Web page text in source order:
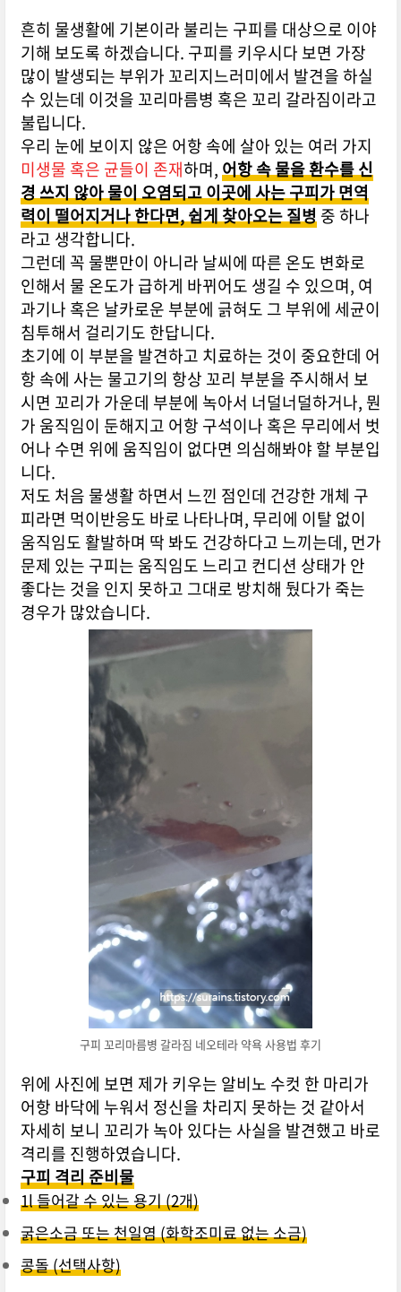
흔히 물생활에 기본이라 불리는 구피를 대상으로 이야
기해 보도록 하겠습니다. 구피를 키우시다 보면 가장
많이 발생되는 부위가 꼬리지느러미에서 발견을 하실
수 있는데 이것을 꼬리마름병 혹은 꼬리 갈라짐이라고
불립니다.
우리 눈에 보이지 않은 어항 속에 살아 있는 여러 가지
미생물 혹은 균들이 존재하며,어항 속 물을 환수를 신
경 쓰지 않아 물이 오염되고 이곳에 사는 구피가면역
력이 떨어지거나 한다면, 쉽게 찾아오는 질병중 하나
라고 생각합니다.
그런데 꼭 물뿐만이 아니라 날씨에 따른 온도 변화로
인해서 물 온도가 급하게 바뀌어도 생길 수 있으며, 여
과기나 혹은 날카로운 부분에 긁혀도 그 부위에 세균이
침투해서 걸리기도 한답니다.
초기에 이 부분을 발견하고 치료하는 것이 중요한데 어
항 속에 사는 물고기의 항상 꼬리 부분을 주시해서 보
시면 꼬리가 가운데 부분에 녹아서 너덜너덜하거나, 뭔
가 움직임이 둔해지고 어항 구석이나 혹은 무리에서 벗
어나 수면 위에 움직임이 없다면 의심해봐야 할 부분입
니다.
저도 처음 물생활 하면서 느낀 점인데 건강한 개체 구
피라면 먹이반응도 바로 나타나며, 무리에 이탈 없이
움직임도 활발하며 딱 봐도 건강하다고 느끼는데, 먼가
문제 있는 구피는 움직임도 느리고 컨디션 상태가 안
좋다는 것을 인지 못하고 그대로 방치해 뒀다가 죽는
경우가 많았습니다.
구피 꼬리마름병 갈라짐 네오테라 약욕 사용법 후기
위에 사진에 보면 제가 키우는 알비노 수컷 한 마리가
어항 바닥에 누워서 정신을 차리지 못하는 것 같아서
자세히 보니 꼬리가 녹아 있다는 사실을 발견했고 바로
격리를 진행하였습니다.
구피 격리 준비물
1l 들어갈 수 있는 용기 (2개)
굵은소금 또는 천일염 (화학조미료 없는 소금)
콩돌 (선택사항)